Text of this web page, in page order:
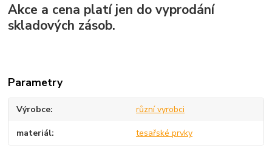
Akce a cena platí jen do vyprodání
skladových zásob.
Parametry
Výrobce různí vyrobci
materiál tesařské prvky